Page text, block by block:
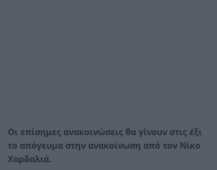
Οι επίσημες ανακοινώσεις θα γίνουν στις έξι
το απόγευμα στην ανακοίνωση από τον Νίκο
Χαρδαλιά.